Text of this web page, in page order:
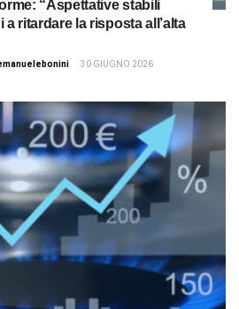
“Aspettative stabili
ritardare la risposta all’alta
30 GIUGNO 2026